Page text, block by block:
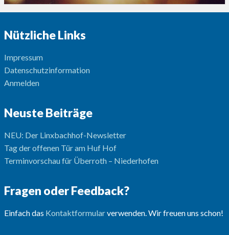
Nützliche Links
Impressum
Datenschutzinformation
Anmelden
Neuste Beiträge
NEU: Der Linxbachhof-Newsletter
Tag der offenen Tür am Huf Hof
Terminvorschau für Überroth – Niederhofen
Fragen oder Feedback?
Einfach das Kontaktformularverwenden. Wir freuen uns schon!